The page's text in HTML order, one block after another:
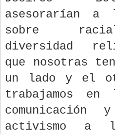
asesorarían a
sobre
diversidad
que nosotras
un lado y el
trabajamos en
comunicación
activismo a